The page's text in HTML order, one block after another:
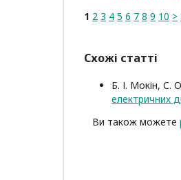
1 2 3 4 5 6 7 8 9 10 >
Схожі статті
Б. І. Мокін,
електричних
Ви також можете